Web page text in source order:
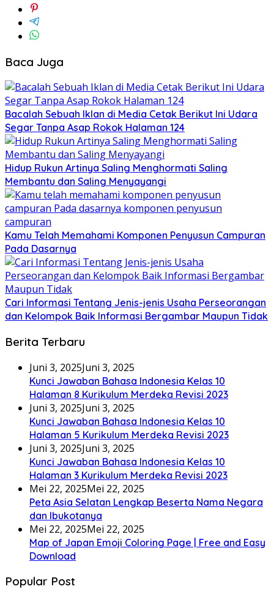
Baca Juga
Bacalah Sebuah Iklan di Media Cetak Berikut Ini Udara
Segar Tanpa Asap Rokok Halaman 124
Hidup Rukun Artinya Saling Menghormati Saling
Membantu dan Saling Menyayangi
Kamu Telah Memahami Komponen Penyusun Campuran
Pada Dasarnya
Cari Informasi Tentang Jenis-jenis Usaha Perseorangan
dan Kelompok Baik Informasi Bergambar Maupun Tidak
Berita Terbaru
Juni 3, 2025Juni 3, 2025
Kunci Jawaban Bahasa Indonesia Kelas 10
Halaman 8 Kurikulum Merdeka Revisi 2023
Juni 3, 2025Juni 3, 2025
Kunci Jawaban Bahasa Indonesia Kelas 10
Halaman 5 Kurikulum Merdeka Revisi 2023
Juni 3, 2025Juni 3, 2025
Kunci Jawaban Bahasa Indonesia Kelas 10
Halaman 3 Kurikulum Merdeka Revisi 2023
Mei 22, 2025Mei 22, 2025
Peta Asia Selatan Lengkap Beserta Nama Negara
dan Ibukotanya
Mei 22, 2025Mei 22, 2025
Map of Japan Emoji Coloring Page | Free and Easy
Download
Popular Post